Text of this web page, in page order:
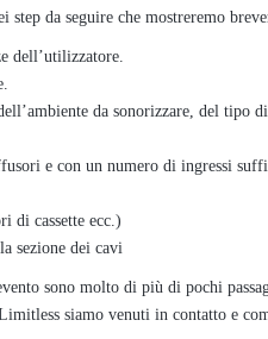
step da seguire che mostreremo
dell’utilizzatore.
da sonorizzare, del tipo
e con un numero di ingressi
di cassette ecc.)
sezione dei cavi
sono molto di più di pochi
siamo venuti in contatto e